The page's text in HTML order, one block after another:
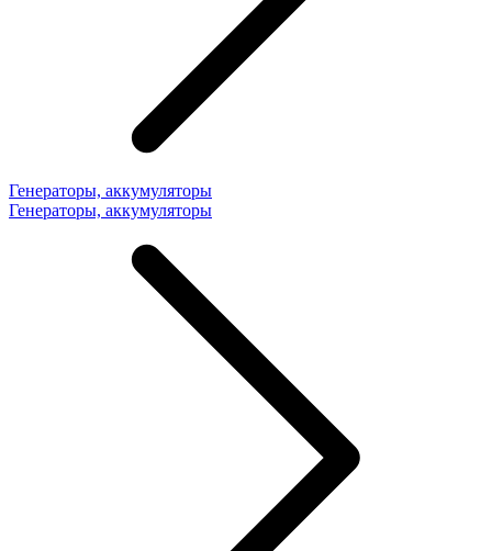
Генераторы, аккумуляторы
Генераторы, аккумуляторы